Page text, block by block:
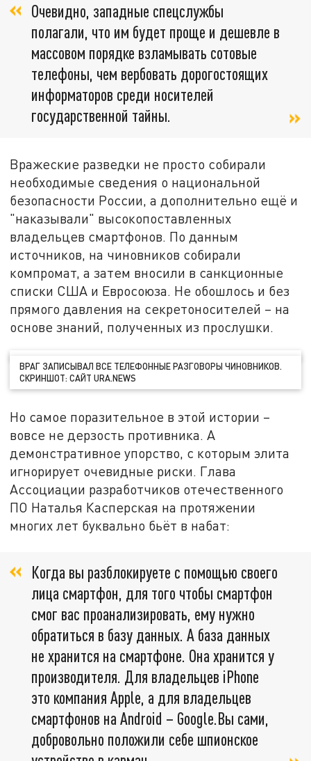
Очевидно, западные спецслужбы
полагали, что им будет проще и дешевле в
массовом порядке взламывать сотовые
телефоны, чем вербовать дорогостоящих
информаторов среди носителей
государственной тайны.
Вражеские разведки не просто собирали
необходимые сведения о национальной
безопасности России, а дополнительно ещё и
"наказывали" высокопоставленных
владельцев смартфонов. По данным
источников, на чиновников собирали
компромат, а затем вносили в санкционные
списки США и Евросоюза. Не обошлось и без
прямого давления на секретоносителей – на
основе знаний, полученных из прослушки.
ВРАГ ЗАПИСЫВАЛ ВСЕ ТЕЛЕФОННЫЕ РАЗГОВОРЫ ЧИНОВНИКОВ.
СКРИНШОТ: САЙТ URA.NEWS
Но самое поразительное в этой истории –
вовсе не дерзость противника. А
демонстративное упорство, с которым элита
игнорирует очевидные риски. Глава
Ассоциации разработчиков отечественного
ПО Наталья Касперская на протяжении
многих лет буквально бьёт в набат:
Когда вы разблокируете с помощью своего
лица смартфон, для того чтобы смартфон
смог вас проанализировать, ему нужно
обратиться в базу данных. А база данных
не хранится на смартфоне. Она хранится у
производителя. Для владельцев iPhone
это компания Apple, а для владельцев
смартфонов на Android – Google.Вы сами,
добровольно положили себе шпионское